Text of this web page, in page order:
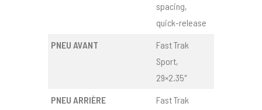
spacing,
quick-release
PNEU AVANT
Fast Trak
Sport,
29×2.35″
PNEU ARRIÈRE
Fast Trak